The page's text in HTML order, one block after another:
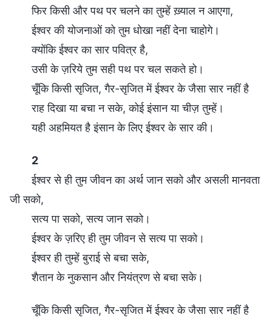
फिर किसी और पथ पर चलने का तुम्हें ख़्याल न आएगा,
ईश्वर की योजनाओं को तुम धोखा नहीं देना चाहोगे।
क्योंकि ईश्वर का सार पवित्र है,
उसी के ज़रिये तुम सही पथ पर चल सकते हो।
चूँकि किसी सृजित, गैर-सृजित में ईश्वर के जैसा सार नहीं है
राह दिखा या बचा न सके, कोई इंसान या चीज़ तुम्हें।
यही अहमियत है इंसान के लिए ईश्वर के सार की।
2
ईश्वर से ही तुम जीवन का अर्थ जान सको और असली मानवता
जी सको,
सत्य पा सको, सत्य जान सको।
ईश्वर के ज़रिए ही तुम जीवन से सत्य पा सको।
ईश्वर ही तुम्हें बुराई से बचा सके,
शैतान के नुकसान और नियंत्रण से बचा सके।
चूँकि किसी सृजित, गैर-सृजित में ईश्वर के जैसा सार नहीं है